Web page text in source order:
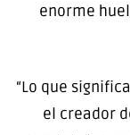
enorme
“Lo que
el creador